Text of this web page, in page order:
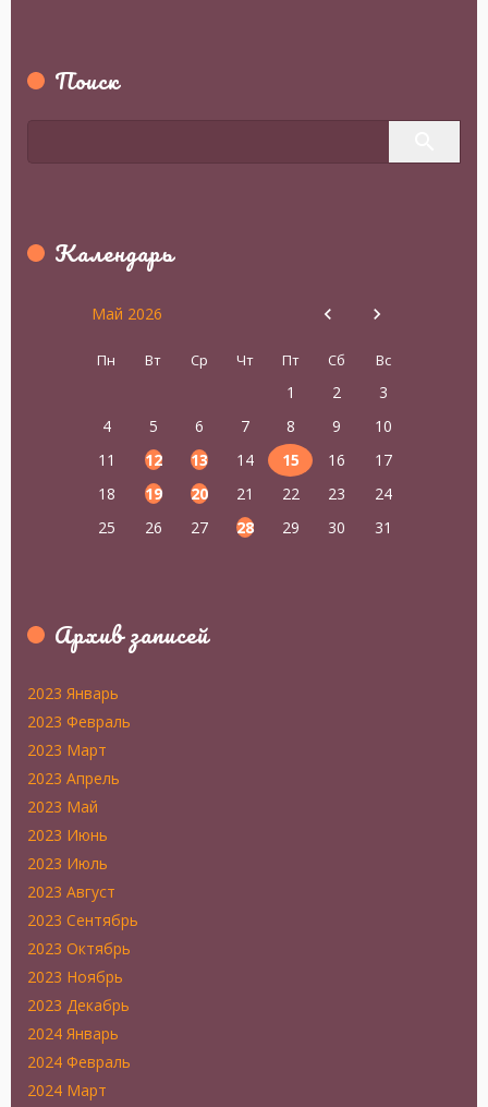
Поиск
Календарь
Май 2026
Пн Вт Ср Чт Пт Сб Вс
1 2
3
4
5 6 7 8 9
10
11
12 13 14 15 16
17
18
19 20 21 22 23
24
25
26 27 28 29 30 31
Архив записей
2023 Январь
2023 Февраль
2023 Март
2023 Апрель
2023 Май
2023 Июнь
2023 Июль
2023 Август
2023 Сентябрь
2023 Октябрь
2023 Ноябрь
2023 Декабрь
2024 Январь
2024 Февраль
2024 Март